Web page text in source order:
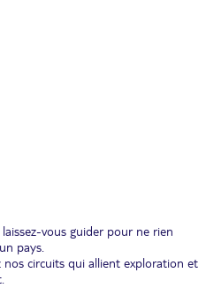
vous guider pour ne rien
pays.
nos circuits qui allient exploration et